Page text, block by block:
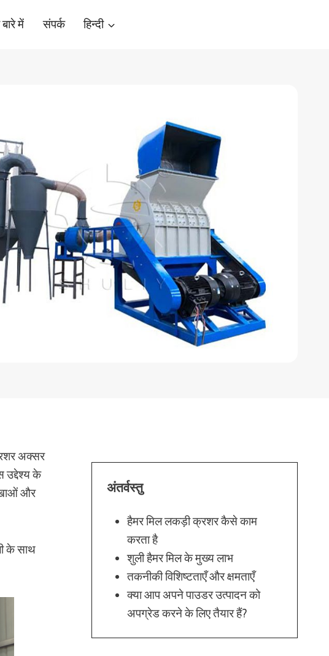
में संपर्क हिन्दी
अक्सर
उद्देश्य के
और
के साथ
अंतर्वस्तु
हैमर मिल लकड़ी क्रशर कैसे काम
करता है
शुली हैमर मिल के मुख्य लाभ
तकनीकी विशिष्टताएँ और क्षमताएँ
क्या आप अपने पाउडर उत्पादन को
अपग्रेड करने के लिए तैयार हैं?